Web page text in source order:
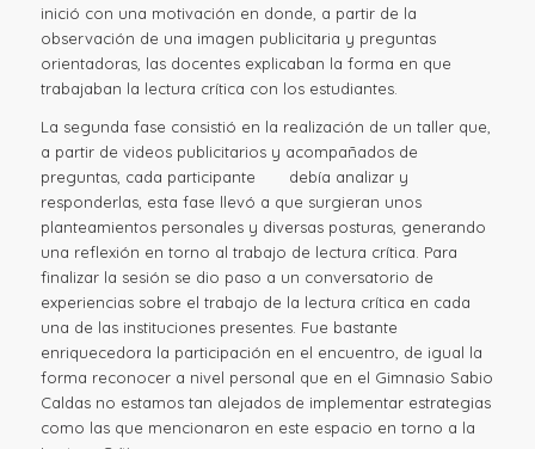
inició con una motivación en donde, a partir de la
observación de una imagen publicitaria y preguntas
orientadoras, las docentes explicaban la forma en que
trabajaban la lectura crítica con los estudiantes.
La segunda fase consistió en la realización de un taller que,
a partir de videos publicitarios y acompañados de
preguntas, cada participante debía analizar y
responderlas, esta fase llevó a que surgieran unos
planteamientos personales y diversas posturas, generando
una reflexión en torno al trabajo de lectura crítica. Para
finalizar la sesión se dio paso a un conversatorio de
experiencias sobre el trabajo de la lectura crítica en cada
una de las instituciones presentes. Fue bastante
enriquecedora la participación en el encuentro, de igual la
forma reconocer a nivel personal que en el Gimnasio Sabio
Caldas no estamos tan alejados de implementar estrategias
como las que mencionaron en este espacio en torno a la